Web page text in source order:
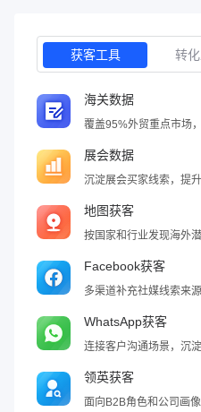
获客工具 转
海关数据
覆盖95%外贸重点市场
展会数据
沉淀展会买家线索，提升
地图获客
按国家和行业发现海外潜
Facebook获客
多渠道补充社媒线索来源
WhatsApp获客
连接客户沟通场景，沉淀
领英获客
面向B2B角色和公司画像